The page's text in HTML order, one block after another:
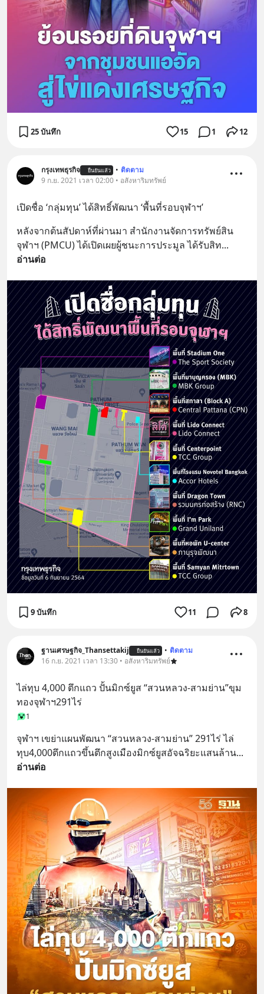
25 บันทึก 15 1 12
กรุงเทพธุรกิจ ยืนยันแล้ว • ติดตาม
9 ก.ย. 2021 เวลา 02:00 • อสังหาริมทรัพย์
เปิดชื่อ ‘กลุ่มทุน’ ได้สิทธิ์พัฒนา ‘พื้นที่รอบจุฬาฯ’
หลังจากต้นสัปดาห์ที่ผ่านมา สำนักงานจัดการทรัพย์สิน
จุฬาฯ​ (PMCU) ได้เปิดเผยผู้ชนะการประมูล ได้รับสิท
อ่านต่อ
9 บันทึก 11 8
ฐานเศรษฐกิจ_Thansettakij ยืนยันแล้ว • ติดตาม
16 ก.ย. 2021 เวลา 13:30 • อสังหาริมทรัพย์
ไล่ทุบ 4,000 ตึกแถว ปั้นมิกซ์ยูส “สวนหลวง-สามย่าน”ขุม
ทองจุฬาฯ291ไร่
1
จุฬาฯ เขย่าแผนพัฒนา “สวนหลวง-สามย่าน” 291ไร่ ไล่
ทุบ4,000ตึกแถวขึ้นตึกสูงเมืองมิกซ์ยูสอัจฉริยะแสนล้าน
อ่านต่อ